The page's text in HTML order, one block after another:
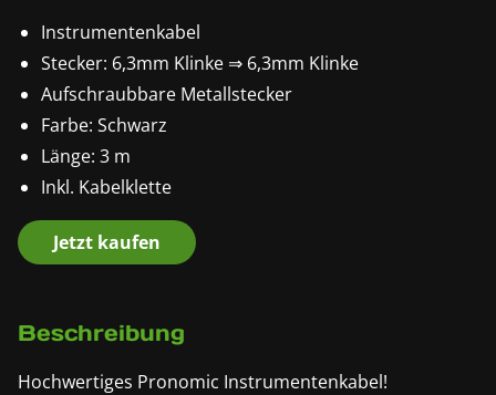
Instrumentenkabel
Stecker: 6,3mm Klinke ⇒ 6,3mm Klinke
Aufschraubbare Metallstecker
Farbe: Schwarz
Länge: 3 m
Inkl. Kabelklette
Jetzt kaufen
Beschreibung
Hochwertiges Pronomic Instrumentenkabel!